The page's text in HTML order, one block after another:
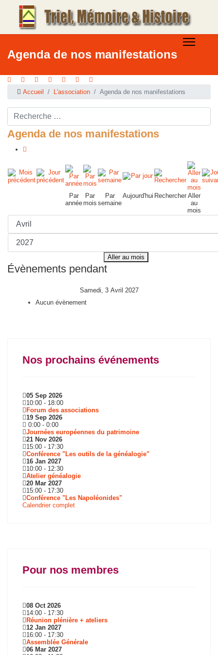
Agenda de nos manifestations
Accueil L'association Agenda de nos manifestations
Rechercher ...
Agenda de nos manifestations
Par
année
Par
mois
Par
semaine
Aujourd'hui Rechercher Aller
au
mois
Aller au mois
Évènements pendant
Samedi, 3 Avril 2027
Aucun évènement
Nos prochains événements
05 Sep 2026
10:00 - 18:00
Forum des associations
19 Sep 2026
0:00 - 0:00
Journées européennes du patrimoine
21 Nov 2026
15:00 - 17:30
Conférence "Les outils de la généalogie"
16 Jan 2027
10:00 - 12:30
Atelier généalogie
20 Mar 2027
15:00 - 17:30
Conférence "Les Napoléonides"
Calendrier complet
Pour nos membres
08 Oct 2026
14:00 - 17:30
Réunion plénière + ateliers
12 Jan 2027
16:00 - 17:30
Assemblée Générale
06 Mar 2027